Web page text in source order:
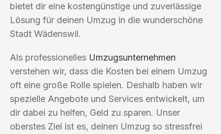
bietet dir eine kostengünstige und zuverlässige
Lösung für deinen Umzug in die wunderschöne
Stadt Wädenswil.
Als professionelles Umzugsunternehmen
verstehen wir, dass die Kosten bei einem Umzug
oft eine große Rolle spielen. Deshalb haben wir
spezielle Angebote und Services entwickelt, um
dir dabei zu helfen, Geld zu sparen. Unser
oberstes Ziel ist es, deinen Umzug so stressfrei